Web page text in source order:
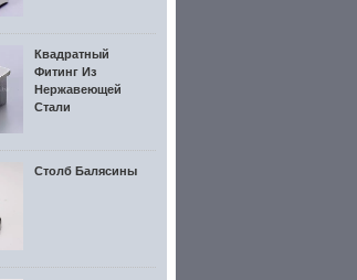
Квадратный
Фитинг Из
Нержавеющей
Стали
Столб Балясины